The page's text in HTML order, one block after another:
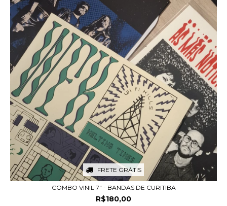
FRETE GRÁTIS
COMBO VINIL 7" - BANDAS DE CURITIBA
R$180,00